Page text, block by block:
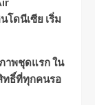
ดนีเซีย เริ่ม
าพชุดแรก ใน
ทธิ์ที่ทุกคนรอ